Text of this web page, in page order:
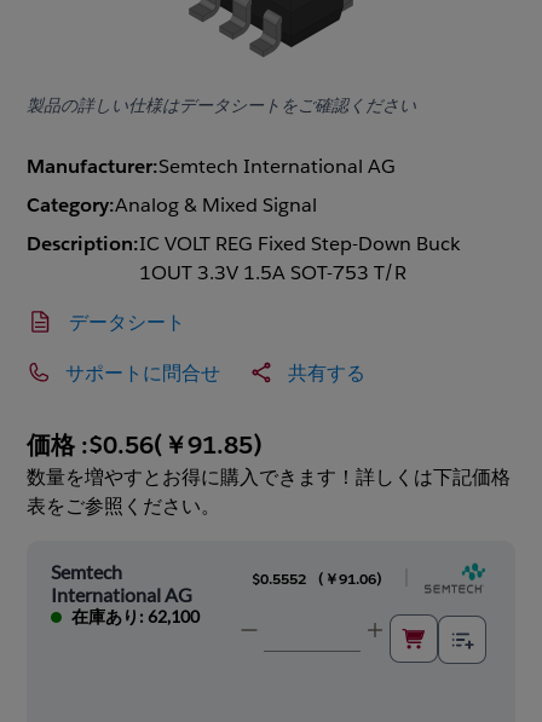
製品の詳しい仕様はデータシートをご確認ください
Manufacturer:Semtech International AG
Category:Analog & Mixed Signal
Description:IC VOLT REG Fixed Step-Down Buck
1OUT 3.3V 1.5A SOT-753 T/R
データシート
サポートに問合せ 共有する
価格 :$0.56(￥91.85)
数量を増やすとお得に購入できます！詳しくは下記価格
表をご参照ください。
Semtech
International AG
在庫あり: 62,100
$0.5552 ( ￥91.06)